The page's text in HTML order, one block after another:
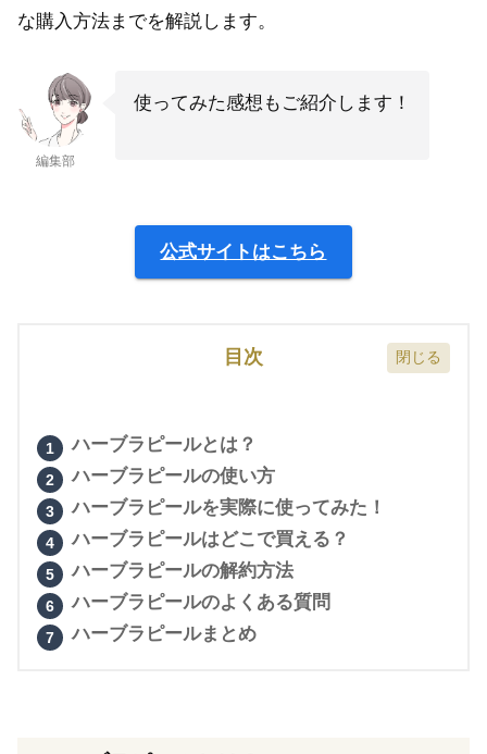
な購入方法までを解説します。
編集部
使ってみた感想もご紹介します！
公式サイトはこちら
目次
ハーブラピールとは？
ハーブラピールの使い方
ハーブラピールを実際に使ってみた！
ハーブラピールはどこで買える？
ハーブラピールの解約方法
ハーブラピールのよくある質問
ハーブラピールまとめ